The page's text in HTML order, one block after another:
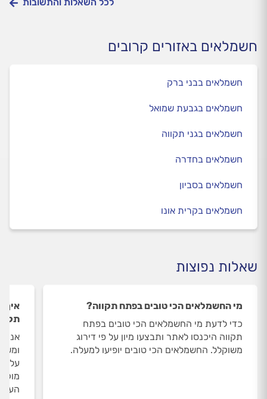
חשמלאים באזורים קרובים
חשמלאים בבני ברק
חשמלאים בגבעת שמואל
חשמלאים בגני תקווה
חשמלאים בחדרה
חשמלאים בסביון
חשמלאים בקרית אונו
שאלות נפוצות
מי החשמלאים הכי טובים בפתח תקווה?
כדי לדעת מי החשמלאים הכי טובים בפתח
תקווה היכנסו לאתר ותבצעו מיון על פי דירוג
משוקלל. החשמלאים הכי טובים יופיעו למעלה.
איך
על